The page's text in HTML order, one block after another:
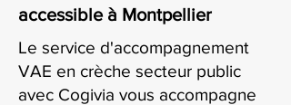
accessible à Montpellier
Le service d'accompagnement
VAE en crèche secteur public
avec Cogivia vous accompagne